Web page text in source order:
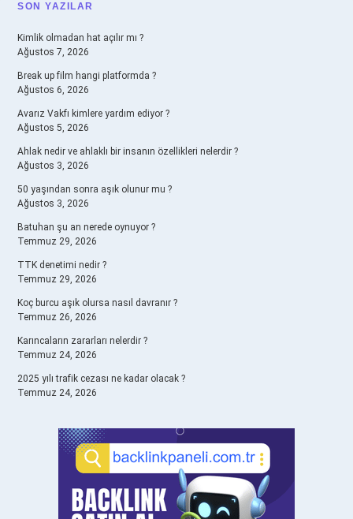
SIDEBAR
SON YAZILAR
Kimlik olmadan hat açılır mı ?
Ağustos 7, 2026
Break up film hangi platformda ?
Ağustos 6, 2026
Avarız Vakfı kimlere yardım ediyor ?
Ağustos 5, 2026
Ahlak nedir ve ahlaklı bir insanın özellikleri nelerdir ?
Ağustos 3, 2026
50 yaşından sonra aşık olunur mu ?
Ağustos 3, 2026
Batuhan şu an nerede oynuyor ?
Temmuz 29, 2026
TTK denetimi nedir ?
Temmuz 29, 2026
Koç burcu aşık olursa nasıl davranır ?
Temmuz 26, 2026
Karıncaların zararları nelerdir ?
Temmuz 24, 2026
2025 yılı trafik cezası ne kadar olacak ?
Temmuz 24, 2026